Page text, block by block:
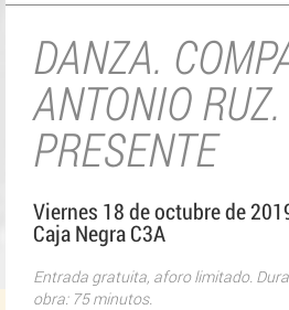
DANZA.
ANTONIO RUZ.
PRESENTE
Viernes 18 de octubre de
Caja Negra C3A
Entrada gratuita, aforo limitado.
obra: 75 minutos.